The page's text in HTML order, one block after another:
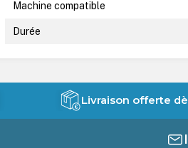
Machine compatible
Durée
Livraison offerte